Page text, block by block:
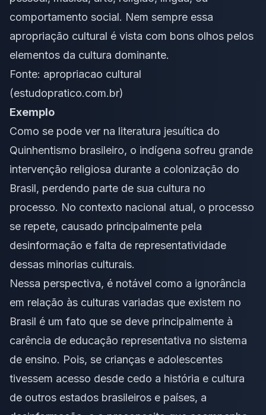
comportamento social. Nem sempre essa
apropriação cultural é vista com bons olhos pelos
elementos da cultura dominante.
Fonte: apropriacao cultural
(estudopratico.com.br)
Exemplo
Como se pode ver na literatura jesuítica do
Quinhentismo brasileiro, o indígena sofreu grande
intervenção religiosa durante a colonização do
Brasil, perdendo parte de sua cultura no
processo. No contexto nacional atual, o processo
se repete, causado principalmente pela
desinformação e falta de representatividade
dessas minorias culturais.
Nessa perspectiva, é notável como a ignorância
em relação às culturas variadas que existem no
Brasil é um fato que se deve principalmente à
carência de educação representativa no sistema
de ensino. Pois, se crianças e adolescentes
tivessem acesso desde cedo a história e cultura
de outros estados brasileiros e países, a